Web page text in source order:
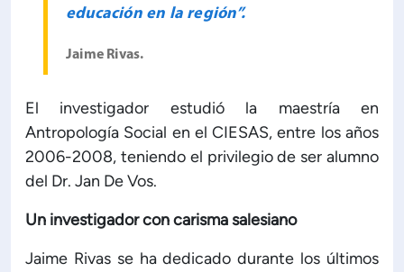
educación en la región”.
Jaime Rivas.
El investigador estudió la maestría en
Antropología Social en el CIESAS, entre los años
2006-2008, teniendo el privilegio de ser alumno
del Dr. Jan De Vos.
Un investigador con carisma salesiano
Jaime Rivas se ha dedicado durante los últimos